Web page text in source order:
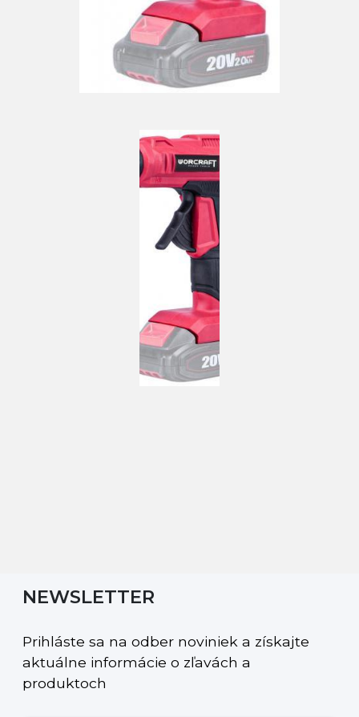
NEWSLETTER
Prihláste sa na odber noviniek a získajte
aktuálne informácie o zľavách a
produktoch